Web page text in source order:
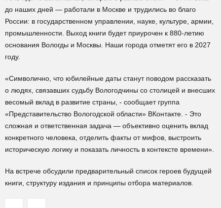
до наших дней — работали в Москве и трудились во благо
России: в государственном управлении, науке, культуре, армии,
промышленности. Выход книги будет приурочен к 880-летию
основания Вологды и Москвы. Наши города отметят его в 2027
году.
«Символично, что юбилейные даты станут поводом рассказать
о людях, связавших судьбу Вологодчины со столицей и внесших
весомый вклад в развитие страны, - сообщает группа
«Представительство Вологодской области» ВКонтакте. - Это
сложная и ответственная задача — объективно оценить вклад
конкретного человека, отделить факты от мифов, выстроить
историческую логику и показать личность в контексте времени».
На встрече обсудили предварительный список героев будущей
книги, структуру издания и принципы отбора материалов.